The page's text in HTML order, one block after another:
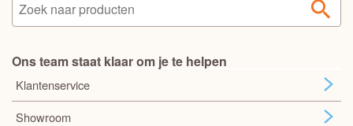
Ons team staat klaar om je te helpen
Klantenservice
Showroom